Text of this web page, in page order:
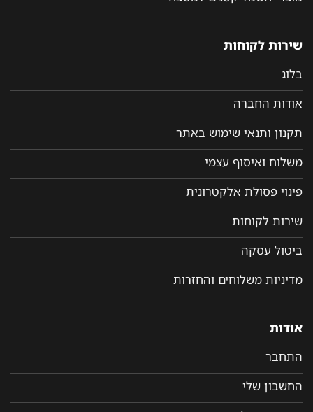
שירות לקוחות
בלוג
אודות החברה
תקנון ותנאי שימוש באתר
משלוח ואיסוף עצמי
פינוי פסולת אלקטרונית
שירות לקוחות
ביטול עסקה
מדיניות משלוחים והחזרות
אודות
התחבר
החשבון שלי